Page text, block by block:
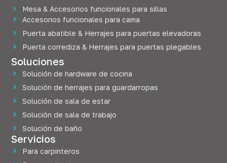
Mesa & Accesorios funcionales para sillas
Accesorios funcionales para cama
Puerta abatible & Herrajes para puertas elevadoras
Puerta corrediza & Herrajes para puertas plegables
Soluciones
Solución de hardware de cocina
Solución de herrajes para guardarropas
Solución de sala de estar
Solución de sala de trabajo
Solución de baño
Servicios
Para carpinteros